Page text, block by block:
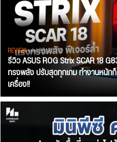
REVIEW• Jul 28, 2026
รีวิว ASUS ROG Strix SCAR 18
ทรงพลัง ปรับสุดทุกเกม ทำงานหนัก
เครื่อง!!